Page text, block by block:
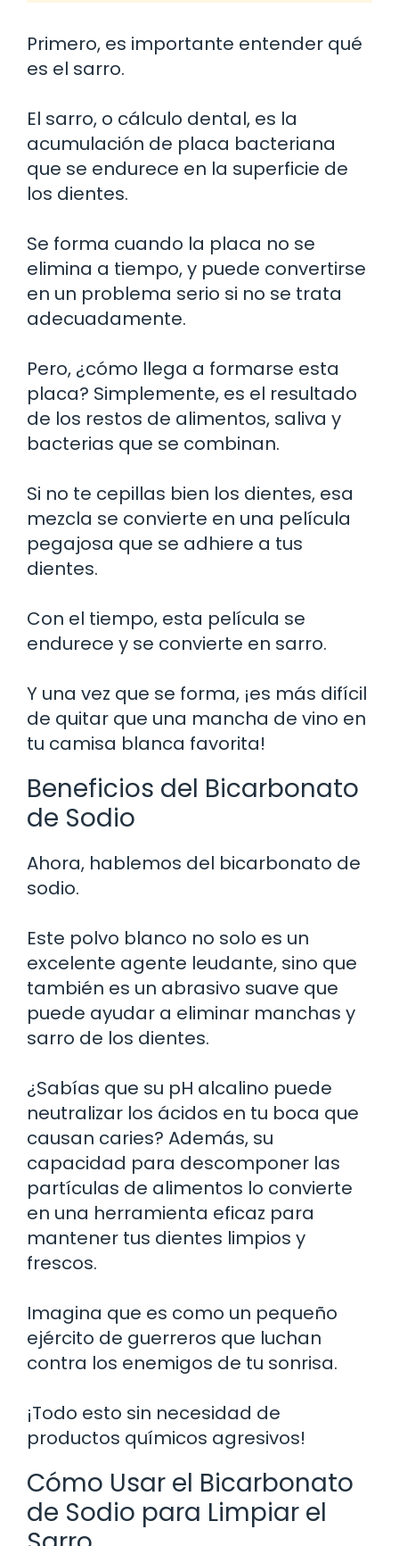
Primero, es importante entender qué
es el sarro.
El sarro, o cálculo dental, es la
acumulación de placa bacteriana
que se endurece en la superficie de
los dientes.
Se forma cuando la placa no se
elimina a tiempo, y puede convertirse
en un problema serio si no se trata
adecuadamente.
Pero, ¿cómo llega a formarse esta
placa? Simplemente, es el resultado
de los restos de alimentos, saliva y
bacterias que se combinan.
Si no te cepillas bien los dientes, esa
mezcla se convierte en una película
pegajosa que se adhiere a tus
dientes.
Con el tiempo, esta película se
endurece y se convierte en sarro.
Y una vez que se forma, ¡es más difícil
de quitar que una mancha de vino en
tu camisa blanca favorita!
Beneficios del Bicarbonato
de Sodio
Ahora, hablemos del bicarbonato de
sodio.
Este polvo blanco no solo es un
excelente agente leudante, sino que
también es un abrasivo suave que
puede ayudar a eliminar manchas y
sarro de los dientes.
¿Sabías que su pH alcalino puede
neutralizar los ácidos en tu boca que
causan caries? Además, su
capacidad para descomponer las
partículas de alimentos lo convierte
en una herramienta eficaz para
mantener tus dientes limpios y
frescos.
Imagina que es como un pequeño
ejército de guerreros que luchan
contra los enemigos de tu sonrisa.
¡Todo esto sin necesidad de
productos químicos agresivos!
Cómo Usar el Bicarbonato
de Sodio para Limpiar el